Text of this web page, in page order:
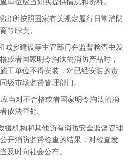
出所按照国家有关规定履行日常消防
等职责。
城乡建设等主管部门在监督检查中发
或者国家明令淘汰的消防产品时，
工单位不得安装，对已经安装的责
级市场监督管理部门。
当对不合格或者国家明令淘汰的消
依法查处。
援机构和其他负有消防安全监督管理
开消防监督检查的结果；对检查发
及时向社会公布。